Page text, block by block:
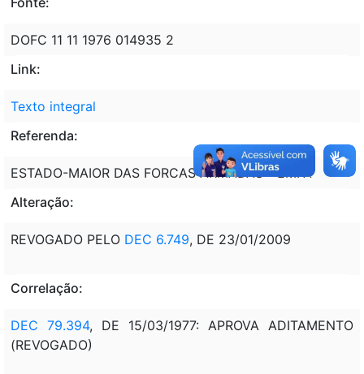
DOFC 11 11 1976 014935 2
Link:
Texto integral
Referenda:
ESTADO-MAIOR DAS FORCAS ARMADAS - EMFA
Alteração:
REVOGADO PELO DEC 6.749, DE 23/01/2009
Correlação:
DEC 79.394, DE 15/03/1977: APROVA ADITAMENTO
(REVOGADO)